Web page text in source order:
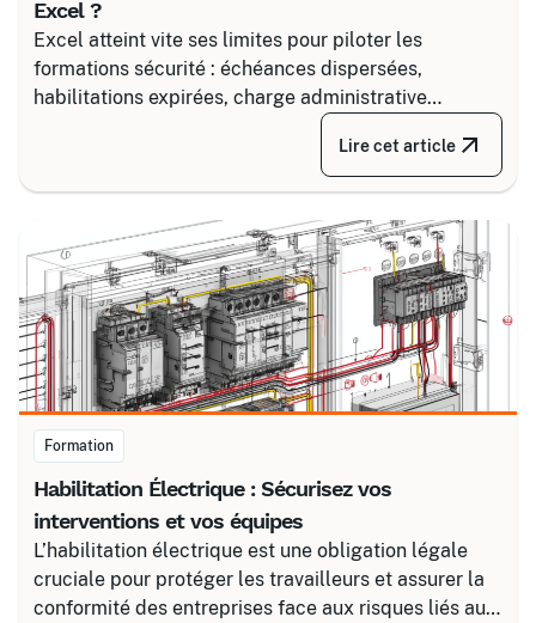
Excel ?
Excel atteint vite ses limites pour piloter les
formations sécurité : échéances dispersées,
habilitations expirées, charge administrative
croissante. Découvrez comment structurer un suivi
fiable en associant un partenaire spécialisé comme
Certalis et un logiciel de gestion de formation (TMS).
Lire cet article
Formation
Habilitation Électrique : Sécurisez vos
interventions et vos équipes
L’habilitation électrique est une obligation légale
cruciale pour protéger les travailleurs et assurer la
conformité des entreprises face aux risques liés au